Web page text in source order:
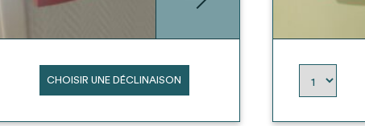
CHOISIR UNE DÉCLINAISON